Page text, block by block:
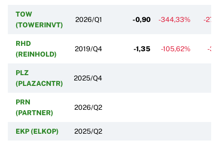
TOW
(TOWERINVT)
2026/Q1 -0,90 -344,33% -
RHD
(REINHOLD)
2019/Q4 -1,35 -105,62% -
PLZ
(PLAZACNTR)
2025/Q4
PRN
(PARTNER)
2026/Q2
EKP (ELKOP) 2025/Q2